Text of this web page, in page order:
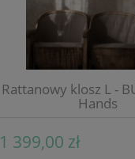
Rattanowy klosz L -
Hands
1 399,00 zł